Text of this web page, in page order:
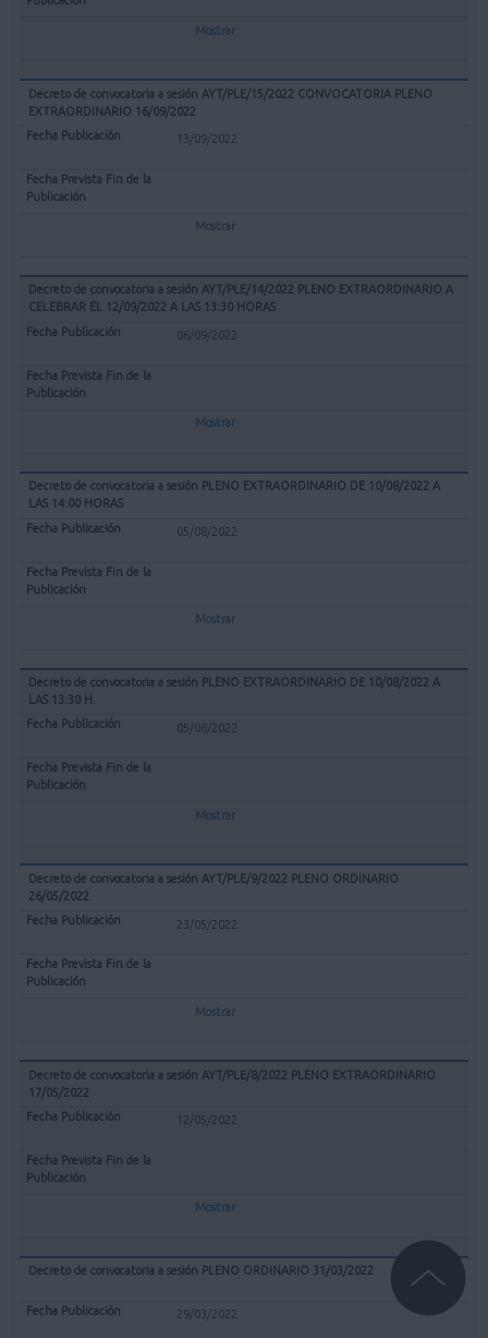
Mostrar
Decreto de convocatoria a sesión AYT/PLE/15/2022 CONVOCATORIA PLENO
EXTRAORDINARIO 16/09/2022
13/09/2022
Mostrar
Decreto de convocatoria a sesión AYT/PLE/14/2022 PLENO EXTRAORDINARIO A
CELEBRAR EL 12/09/2022 A LAS 13:30 HORAS
06/09/2022
Mostrar
Decreto de convocatoria a sesión PLENO EXTRAORDINARIO DE 10/08/2022 A
LAS 14:00 HORAS
05/08/2022
Mostrar
Decreto de convocatoria a sesión PLENO EXTRAORDINARIO DE 10/08/2022 A
LAS 13:30 H.
05/08/2022
Mostrar
Decreto de convocatoria a sesión AYT/PLE/9/2022 PLENO ORDINARIO
26/05/2022
23/05/2022
Mostrar
Decreto de convocatoria a sesión AYT/PLE/8/2022 PLENO EXTRAORDINARIO
17/05/2022
12/05/2022
Mostrar
Decreto de convocatoria a sesión PLENO ORDINARIO 31/03/2022
29/03/2022